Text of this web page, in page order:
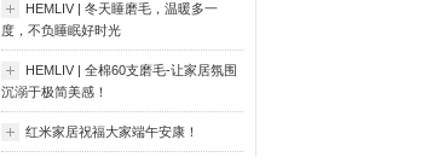
HEMLIV | 冬天睡磨毛，温暖多一
度，不负睡眠好时光
HEMLIV | 全棉60支磨毛-让家居氛围
沉溺于极简美感！
红米家居祝福大家端午安康！